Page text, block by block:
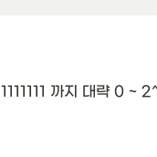
까지 대략 0 ~